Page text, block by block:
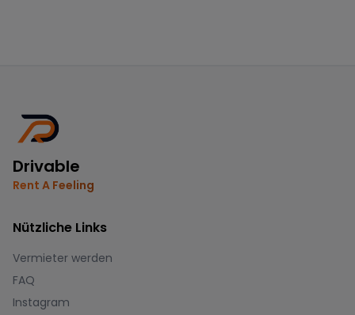
Drivable
Rent A Feeling
Nützliche Links
Vermieter werden
FAQ
Instagram